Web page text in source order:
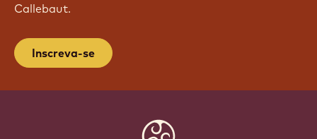
Callebaut.
Inscreva-se